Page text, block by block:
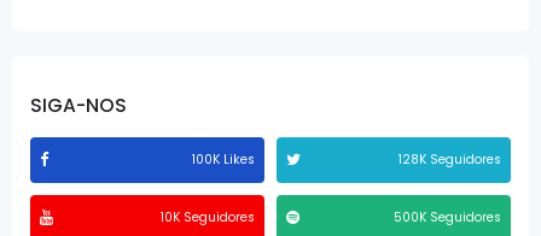
SIGA-NOS
100K Likes 128K Seguidores
10K Seguidores 500K Seguidores